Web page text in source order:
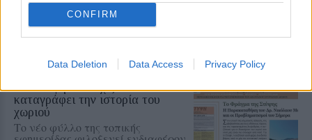
CONFIRM
Data Deletion Data Access Privacy Policy
ΣΤΗΝ ΙΔΙΑ ΚΑΤΗΓΟΡΙΑ
Η «Στύψη» συνεχίζει να
καταγράφει την ιστορία του
χωριού
Το νέο φύλλο της τοπικής